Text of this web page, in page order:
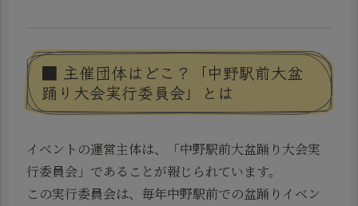
■ 主催団体はどこ？「中野駅前大盆
踊り大会実行委員会」とは
イベントの運営主体は、「中野駅前大盆踊り大会実
行委員会」であることが報じられています。
この実行委員会は、毎年中野駅前での盆踊りイベン